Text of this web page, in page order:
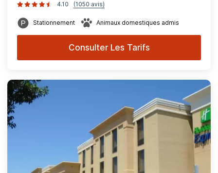
4.10
(1050 avis)
Stationnement Animaux domestiques admis
Consulter Les Tarifs